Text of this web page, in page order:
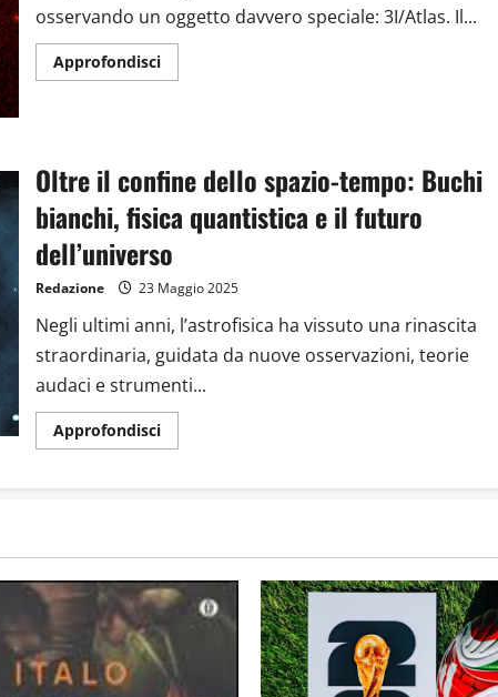
osservando un oggetto davvero speciale: 3I/Atlas. Il...
Approfondisci
Oltre il confine dello spazio-tempo: Buchi
bianchi, fisica quantistica e il futuro
dell’universo
Redazione 23 Maggio 2025
Negli ultimi anni, l’astrofisica ha vissuto una rinascita
straordinaria, guidata da nuove osservazioni, teorie
audaci e strumenti...
Approfondisci